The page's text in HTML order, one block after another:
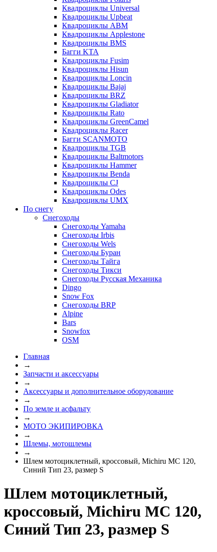
Квадроциклы Universal
Квадроциклы Upbeat
Квадроциклы ABM
Квадроциклы Applestone
Квадроциклы BMS
Багги KTA
Квадроциклы Fusim
Квадроциклы Hisun
Квадроциклы Loncin
Квадроциклы Bajaj
Квадроциклы BRZ
Квадроциклы Gladiator
Квадроциклы Rato
Квадроциклы GreenCamel
Квадроциклы Racer
Багги SCANMOTO
Квадроциклы TGB
Квадроциклы Baltmotors
Квадроциклы Hammer
Квадроциклы Benda
Квадроциклы CJ
Квадроциклы Odes
Квадроциклы UMX
По снегу
Снегоходы
Снегоходы Yamaha
Снегоходы Irbis
Снегоходы Wels
Снегоходы Буран
Снегоходы Тайга
Снегоходы Тикси
Снегоходы Русская Механика
Dingo
Snow Fox
Снегоходы BRP
Alpine
Bars
Snowfox
OSM
Главная
→
Запчасти и аксессуары
→
Аксессуары и дополнительное оборудование
→
По земле и асфальту
→
МОТО ЭКИПИРОВКА
→
Шлемы, мотошлемы
→
Шлем мотоциклетный, кроссовый, Michiru MC 120,
Синий Тип 23, размер S
Шлем мотоциклетный,
кроссовый, Michiru MC 120,
Синий Тип 23, размер S